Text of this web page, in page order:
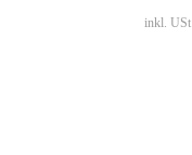
inkl. USt